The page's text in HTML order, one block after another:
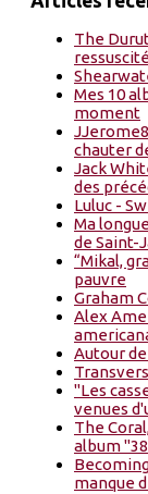
The
Mes 10
moment
chauter
Jack
des
Luluc -
Ma
de Saint-
“Mikal,
pauvre
Graham
Alex
Autour
"Les
venues
The
album
manque